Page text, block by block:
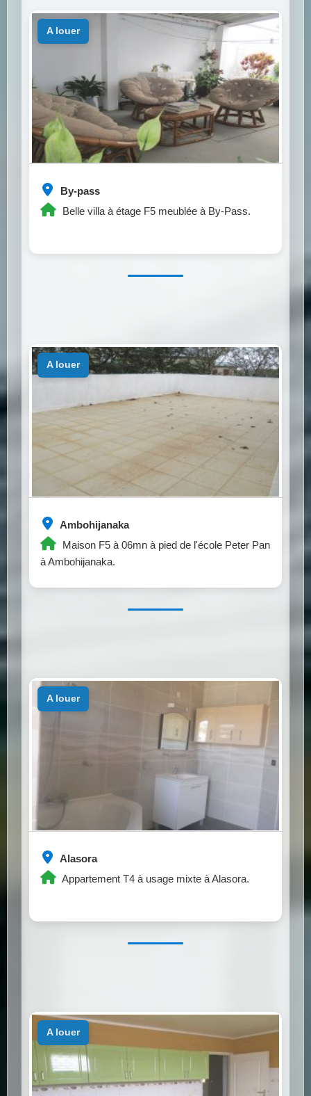
By-pass
Belle villa à étage F5 meublée à By-Pass.
a louer
Ambohijanaka
Maison F5 à 06mn à pied de l'école Peter Pan
à Ambohijanaka.
a louer
Alasora
Appartement T4 à usage mixte à Alasora.
a louer
a louer